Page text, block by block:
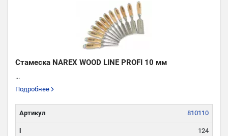
Стамеска NAREX WOOD LINE PROFI 10 мм
...
Подробнее
Артикул 810110
124